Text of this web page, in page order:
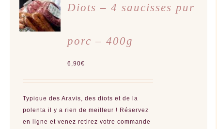
DES
OPTIONS
CE
PRODUIT
A
PLUSIEURS
VARIATIONS.
CHOISIES
LA
PAGE
DU
PRODUIT
/
DÉTAILS
Diots – 4 saucisses pur
porc – 400g
6,90€
Typique des Aravis, des diots et de la
polenta il y a rien de meilleur ! Réservez
en ligne et venez retirez votre commande